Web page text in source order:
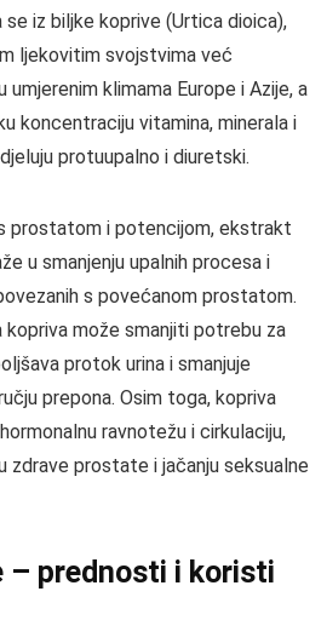
iz biljke koprive (Urtica dioica),
ljekovitim svojstvima već
klimama Europe i Azije, a
koncentraciju vitamina, minerala i
protuupalno i diuretski.
prostatom i potencijom, ekstrakt
u smanjenju upalnih procesa i
s povećanom prostatom.
kopriva može smanjiti potrebu za
protok urina i smanjuje
prepona. Osim toga, kopriva
ravnotežu i cirkulaciju,
zdrave prostate i jačanju seksualne
– prednosti i koristi